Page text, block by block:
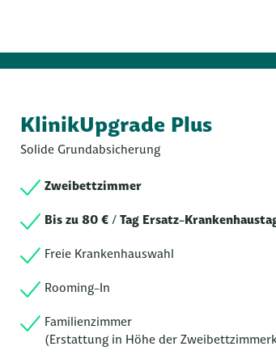
KlinikUpgrade Plus
Solide Grundabsicherung
Zweibettzimmer
Bis zu 80 € / Tag Ersatz-
Freie Krankenhauswahl
Rooming-In
Familienzimmer
(Erstattung in Höhe der